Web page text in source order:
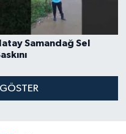
Samandağ Sel